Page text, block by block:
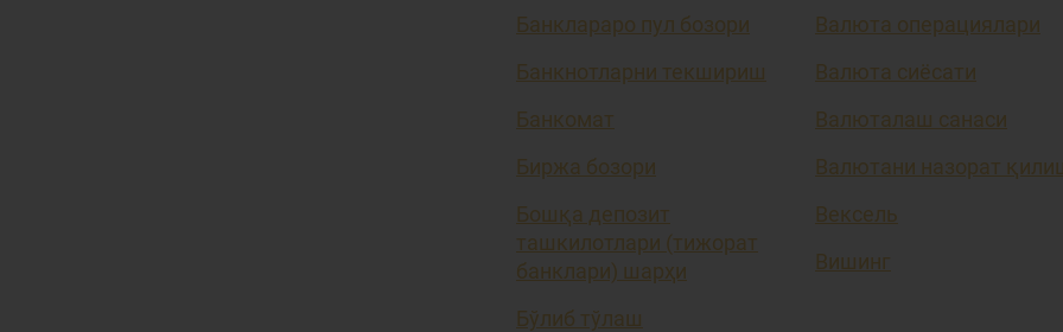
Банклараро пул бозори
Банкнотларни текшириш
Банкомат
Биржа бозори
Бошқа депозит
ташкилотлари (тижорат
банклари) шарҳи
Бўлиб тўлаш
Валюта операциялари
Валюта сиёсати
Валюталаш санаси
Валютани назорат
Вексель
Вишинг